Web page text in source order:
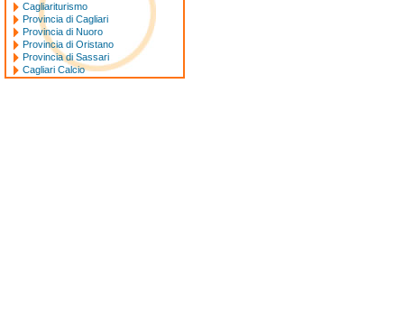
Cagliariturismo
Provincia di Cagliari
Provincia di Nuoro
Provincia di Oristano
Provincia di Sassari
Cagliari Calcio